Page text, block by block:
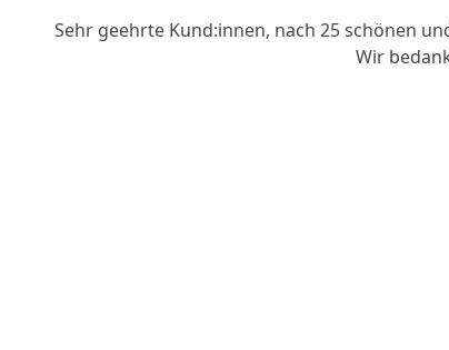
Sehr geehrte Kund:innen, nach 25 schönen
Wir